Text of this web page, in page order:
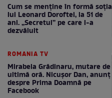
Cum se menţine în formă soţia
lui Leonard Doroftei, la 51 de
ani. „Secretul” pe care l-a
dezvăluit
ROMANIA TV
Mirabela Grădinaru, mutare de
ultimă oră. Nicuşor Dan, anunţ
despre Prima Doamnă pe
Facebook